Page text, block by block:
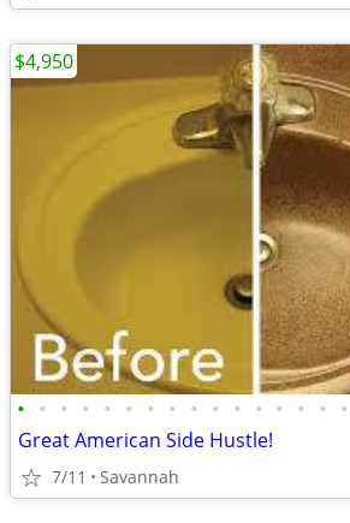
• • • • • • • • • • • • • • • •
Great American Side Hustle!
7/11 Savannah
$4,950